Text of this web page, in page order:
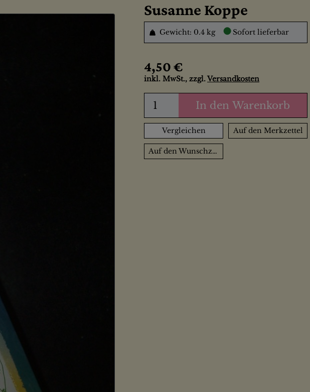
Susanne Koppe
Gewicht: 0.4 kg ● Sofort lieferbar
4,50 €
inkl. MwSt., zzgl. Versandkosten
In den Warenkorb
Vergleichen Auf den Merkzettel
Auf den Wunschzettel